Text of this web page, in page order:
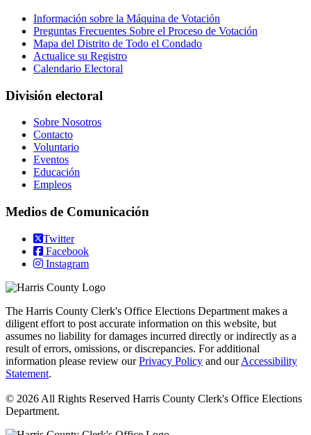
Información sobre la Máquina de Votación
Preguntas Frecuentes Sobre el Proceso de Votación
Mapa del Distrito de Todo el Condado
Actualice su Registro
Calendario Electoral
División electoral
Sobre Nosotros
Contacto
Voluntario
Eventos
Educación
Empleos
Medios de Comunicación
Twitter
Facebook
Instagram
The Harris County Clerk's Office Elections Department makes a
diligent effort to post accurate information on this website, but
assumes no liability for damages incurred directly or indirectly as a
result of errors, omissions, or discrepancies. For additional
information please review ourPrivacy Policy and ourAccessibility
Statement.
© 2026 All Rights Reserved Harris County Clerk's Office Elections
Department.